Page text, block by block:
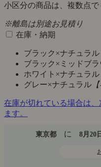
小区分の商品は、複数点で
※離島は別途お見積り
在庫・納期
ブラック×ナチュラル
ブラック×ミッドブラ
ホワイト×ナチュラル
グレー×ナチュラル
在庫が切れている場合は
ます。
東京都 に 8月20